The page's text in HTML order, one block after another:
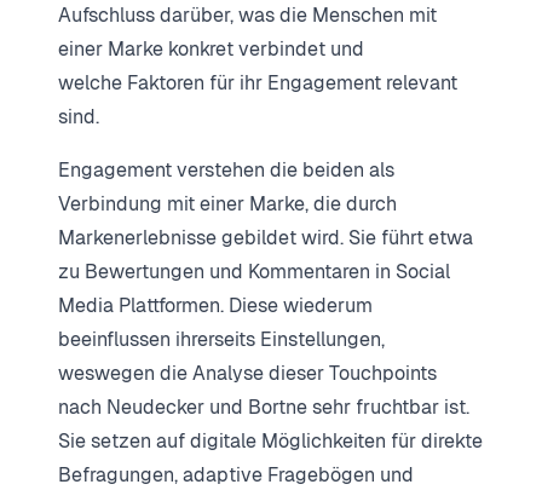
Aufschluss darüber, was die Menschen mit
einer Marke konkret verbindet und
welche Faktoren für ihr Engagement relevant
sind.
Engagement verstehen die beiden als
Verbindung mit einer Marke, die durch
Markenerlebnisse gebildet wird. Sie führt etwa
zu Bewertungen und Kommentaren in Social
Media Plattformen. Diese wiederum
beeinflussen ihrerseits Einstellungen,
weswegen die Analyse dieser Touchpoints
nach Neudecker und Bortne sehr fruchtbar ist.
Sie setzen auf digitale Möglichkeiten für direkte
Befragungen, adaptive Fragebögen und